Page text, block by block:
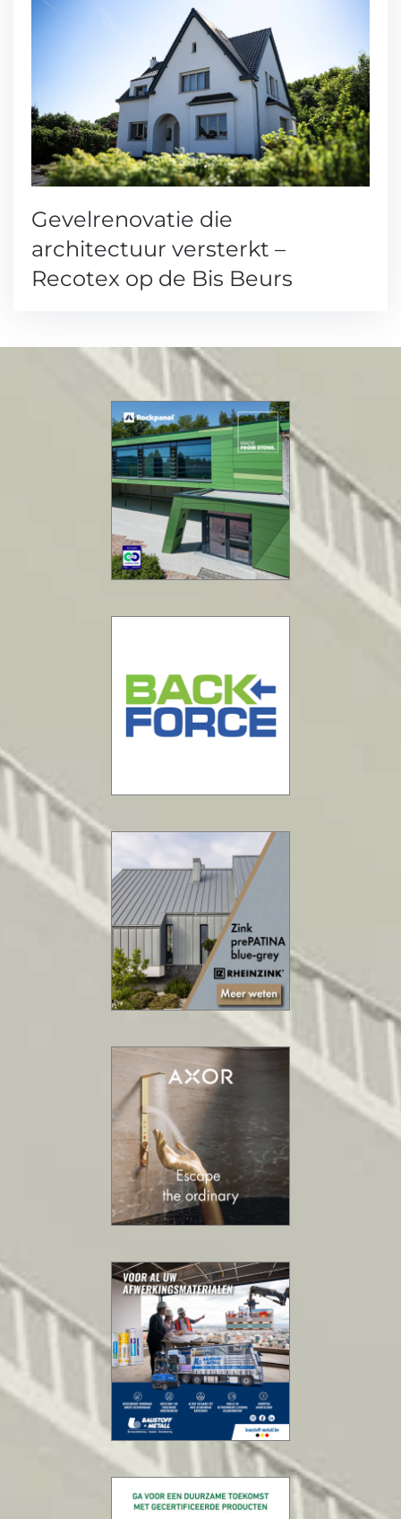
Gevelrenovatie die
architectuur versterkt –
Recotex op de Bis Beurs